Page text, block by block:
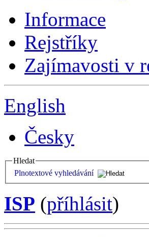
Informace
Rejstříky
Zajímavosti v
English
Česky
Hledat
Plnotextové vyhledávání
ISP (příhlásit)